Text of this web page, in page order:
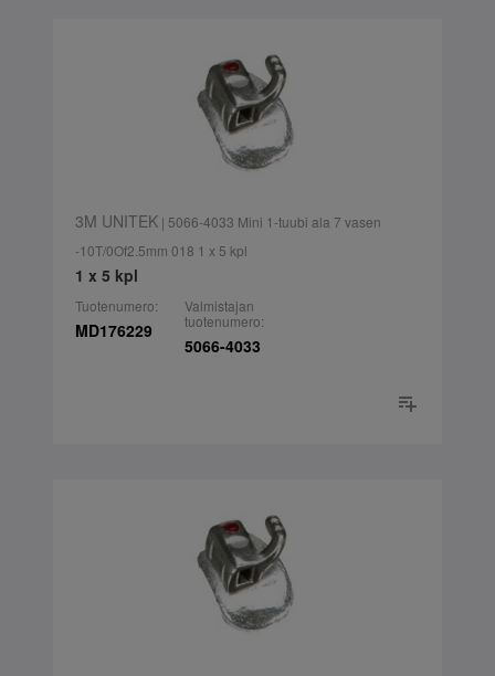
3M UNITEK| 5066-4033 Mini 1-tuubi ala 7 vasen
-10T/0Of2.5mm 018 1 x 5 kpl
1 x 5 kpl
Tuotenumero:
MD176229
Valmistajan
tuotenumero:
5066-4033